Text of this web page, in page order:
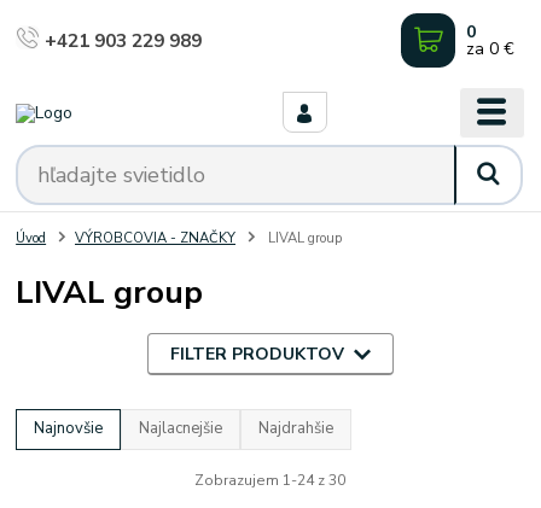
+421 903 229 989 0
za 0 €
Úvod VÝROBCOVIA - ZNAČKY LIVAL group
LIVAL group
FILTER PRODUKTOV
Najnovšie Najlacnejšie Najdrahšie
Zobrazujem 1-24 z 30